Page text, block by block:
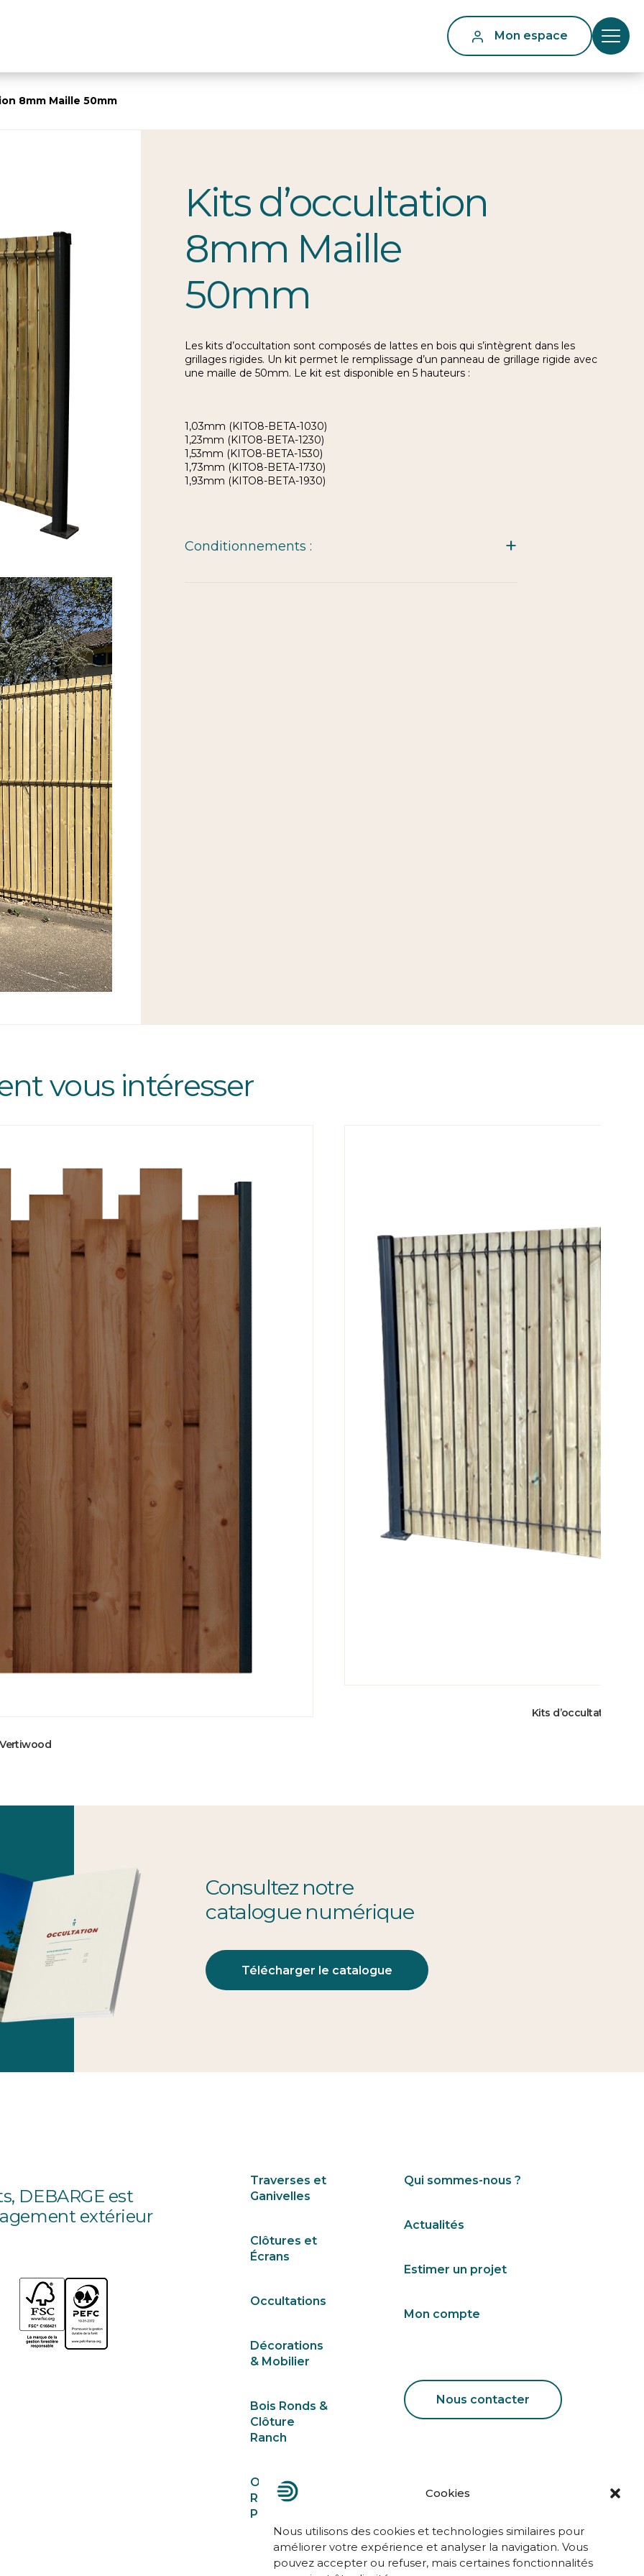
Cookies
Nous utilisons des cookies et technologies similaires pour
améliorer votre expérience et analyser la navigation. Vous
pouvez accepter ou refuser, mais certaines fonctionnalités
Mon espace
8mm Maille 50mm
Kits d’occultation
8mm Maille
50mm
Les kits d’occultation sont composés de lattes en bois qui s’intègrent dans les
grillages rigides. Un kit permet le remplissage d’un panneau de grillage rigide avec
une maille de 50mm. Le kit est disponible en 5 hauteurs :
1,03mm (KITO8-BETA-1030)
1,23mm (KITO8-BETA-1230)
1,53mm (KITO8-BETA-1530)
1,73mm (KITO8-BETA-1730)
1,93mm (KITO8-BETA-1930)
Conditionnements :
vous intéresser
Kits d’occultation
Consultez notre
catalogue numérique
Télécharger le catalogue
DEBARGE est
extérieur
Traverses et
Ganivelles
Clôtures et
Écrans
Occultations
Décorations
& Mobilier
Bois Ronds &
Clôture
Ranch
Ossatures
Rabotées &
Poteaux
Qui sommes-nous ?
Actualités
Estimer un projet
Mon compte
Nous contacter